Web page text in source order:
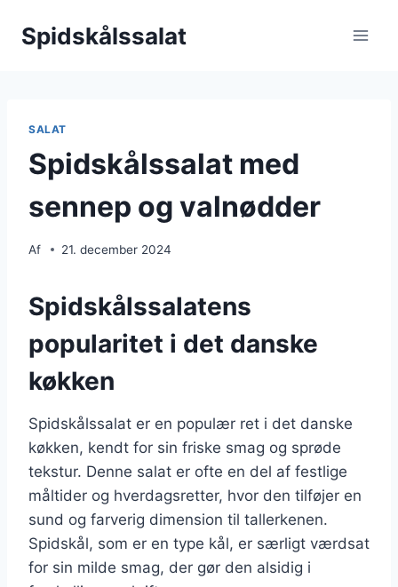
Spidskålssalat
SALAT
Spidskålssalat med
sennep og valnødder
Af 21. december 2024
Spidskålssalatens
popularitet i det danske
køkken
Spidskålssalat er en populær ret i det danske
køkken, kendt for sin friske smag og sprøde
tekstur. Denne salat er ofte en del af festlige
måltider og hverdagsretter, hvor den tilføjer en
sund og farverig dimension til tallerkenen.
Spidskål, som er en type kål, er særligt værdsat
for sin milde smag, der gør den alsidig i